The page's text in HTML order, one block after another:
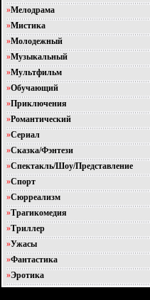
»Мелодрама
»Мистика
»Молодежный
»Музыкальный
»Мультфильм
»Обучающий
»Приключения
»Романтический
»Сериал
»Сказка/Фэнтези
»Спектакль/Шоу/Представление
»Спорт
»Сюрреализм
»Трагикомедия
»Триллер
»Ужасы
»Фантастика
»Эротика